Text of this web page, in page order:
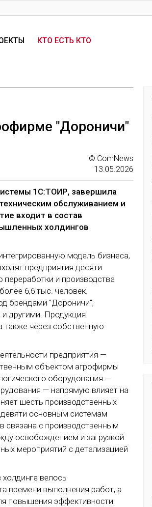
КТО ЕСТЬ КТО
"Дороничи"
© ComNews
13.05.2026
1С:ТОИР, завершила
обслуживанием и
входит в состав
холдингов
модель бизнеса,
предприятия десяти
и производства
6,6 тыс. человек.
брендами "Дороничи",
другими. Продукция
также через собственную
предприятия —
объектом агрофирмы
оборудования —
— напрямую влияет на
шесть производственных
основным системам
связана с производственным
освобождением и загрузкой
мероприятий с детализацией
велось
времени выполнения работ, а
повышения эффективности